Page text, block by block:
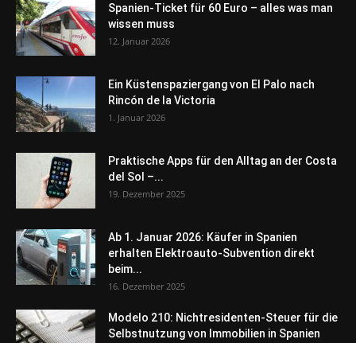
Spanien-Ticket für 60 Euro – alles was man
wissen muss
12. Januar 2026
Ein Küstenspaziergang von El Palo nach
Rincón de la Victoria
1. Januar 2026
Praktische Apps für den Alltag an der Costa
del Sol –...
19. Dezember 2025
Ab 1. Januar 2026: Käufer in Spanien
erhalten Elektroauto-Subvention direkt
beim...
16. Dezember 2025
Modelo 210: Nichtresidenten-Steuer für die
Selbstnutzung von Immobilien in Spanien